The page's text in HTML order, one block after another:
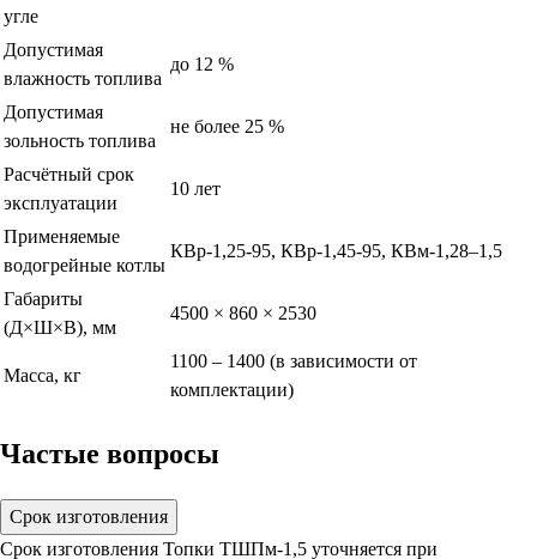
угле
Допустимая
влажность топлива
до 12 %
Допустимая
зольность топлива
не более 25 %
Расчётный срок
эксплуатации
10 лет
Применяемые
водогрейные котлы
КВр-1,25-95, КВр-1,45-95, КВм-1,28–1,5
Габариты
(Д×Ш×В), мм
4500 × 860 × 2530
Масса, кг
1100 – 1400 (в зависимости от
комплектации)
Частые вопросы
Срок изготовления
Срок изготовления Топки ТШПм-1,5 уточняется при